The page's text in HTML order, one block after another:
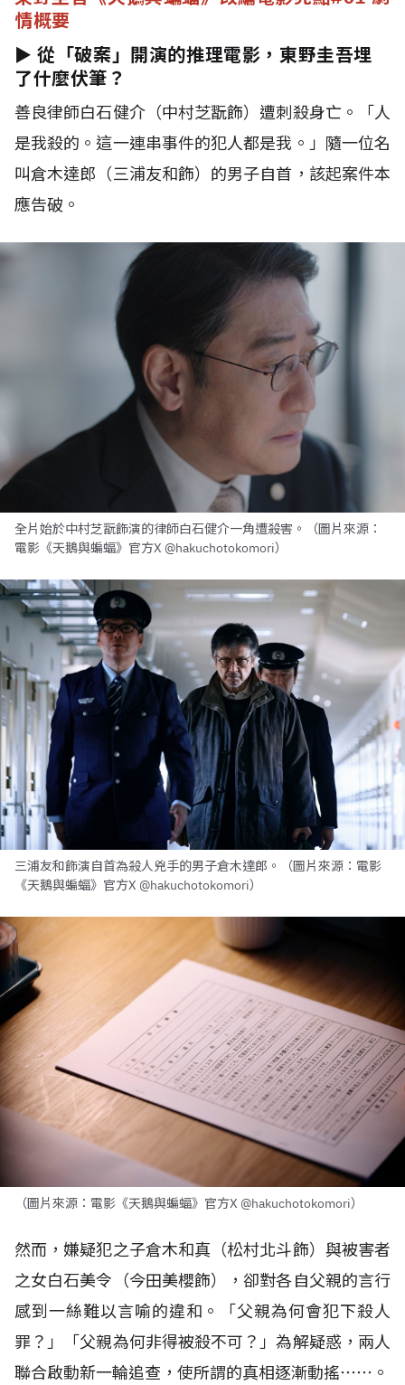
情概要
► 從「破案」開演的推理電影，東野圭吾埋
了什麼伏筆？
善良律師白石健介（中村芝翫飾）遭刺殺身亡。「人
是我殺的。這一連串事件的犯人都是我。」隨一位名
叫倉木達郎（三浦友和飾）的男子自首，該起案件本
應告破。
全片始於中村芝翫飾演的律師白石健介一角遭殺害。（圖片來源：
電影《天鵝與蝙蝠》官方X @hakuchotokomori）
三浦友和飾演自首為殺人兇手的男子倉木達郎。（圖片來源：電影
《天鵝與蝙蝠》官方X @hakuchotokomori）
（圖片來源：電影《天鵝與蝙蝠》官方X @hakuchotokomori）
然而，嫌疑犯之子倉木和真（松村北斗飾）與被害者
之女白石美令（今田美櫻飾），卻對各自父親的言行
感到一絲難以言喻的違和。「父親為何會犯下殺人
罪？」「父親為何非得被殺不可？」為解疑惑，兩人
聯合啟動新一輪追查，使所謂的真相逐漸動搖⋯⋯。